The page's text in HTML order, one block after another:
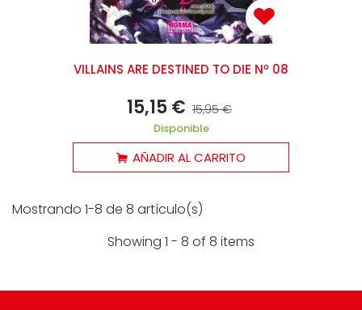
VILLAINS ARE DESTINED TO DIE Nº 08
15,15 € 15,95 €
Disponible
AÑADIR AL CARRITO
Mostrando 1-8 de 8 artículo(s)
Showing 1 - 8 of 8 items